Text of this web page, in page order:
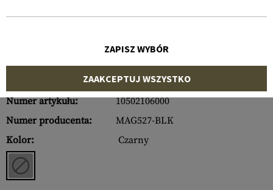
Numer artykułu:
10502106000
Numer producenta:
MAG527-BLK
Kolor:
Czarny
ZAPISZ WYBÓR
ZAAKCEPTUJ WSZYSTKO